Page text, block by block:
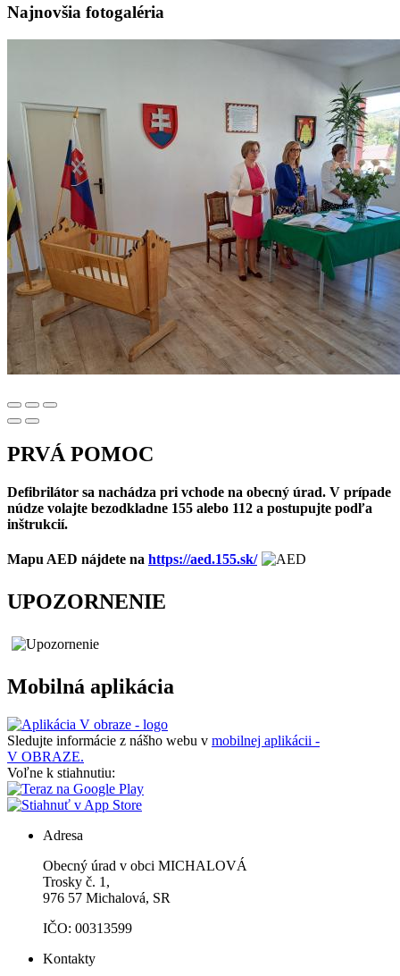
Najnovšia fotogaléria
PRVÁ POMOC
Defibrilátor sa nachádza pri vchode na obecný úrad. V prípade
núdze volajte bezodkladne 155 alebo 112 a postupujte podľa
inštrukcií.
Mapu AED nájdete na https://aed.155.sk/
UPOZORNENIE
Mobilná aplikácia
Sledujte informácie z nášho webu v mobilnej aplikácii -
V OBRAZE.
Voľne k stiahnutiu:
Adresa
Obecný úrad v obci MICHALOVÁ
Trosky č. 1,
976 57 Michalová, SR
IČO: 00313599
Kontakty